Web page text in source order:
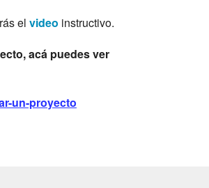
el video instructivo.
acá puedes ver
un-proyecto